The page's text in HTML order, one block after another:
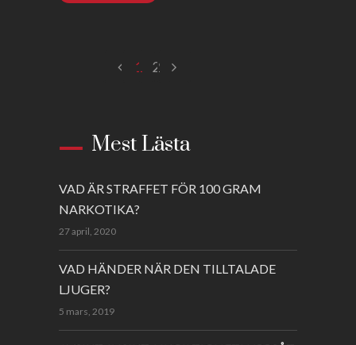
1 2
Mest Lästa
VAD ÄR STRAFFET FÖR 100 GRAM
NARKOTIKA?
27 april, 2020
VAD HÄNDER NÄR DEN TILLTALADE
LJUGER?
5 mars, 2019